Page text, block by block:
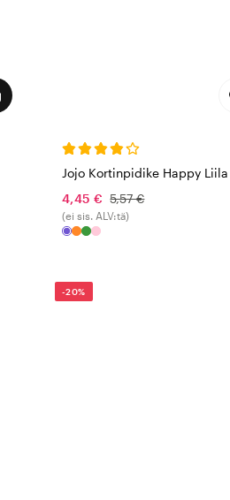
Jojo Kortinpidike Happy Liila
4,45 € 5,57 €
(ei sis. ALV:tä)
-20%